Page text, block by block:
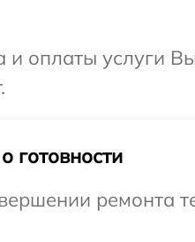
оплаты услуги
готовности
ремонта